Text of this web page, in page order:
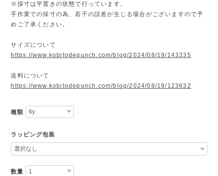
※採寸は平置きの状態で行っています。
手作業での採寸の為、若干の誤差が生じる場合がございますので予
めご了承ください。
サイズについて
https://www.kobitodepunch.com/blog/2024/08/19/143335
送料について
https://www.kobitodepunch.com/blog/2024/08/19/123632
種類
ラッピング包装
数量